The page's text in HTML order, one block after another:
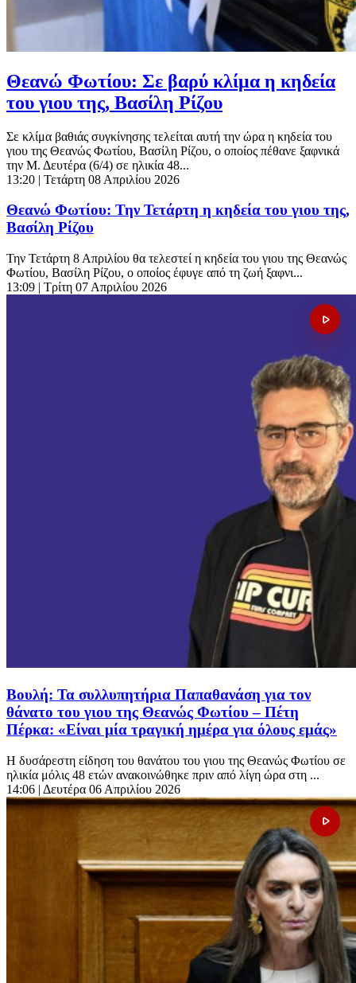
Θεανώ Φωτίου: Σε βαρύ κλίμα η κηδεία
του γιου της, Βασίλη Ρίζου
Σε κλίμα βαθιάς συγκίνησης τελείται αυτή την ώρα η κηδεία του
γιου της Θεανώς Φωτίου, Βασίλη Ρίζου, ο οποίος πέθανε ξαφνικά
την Μ. Δευτέρα (6/4) σε ηλικία 48...
13:20 | Τετάρτη 08 Απριλίου 2026
Θεανώ Φωτίου: Την Τετάρτη η κηδεία του γιου της,
Βασίλη Ρίζου
Την Τετάρτη 8 Απριλίου θα τελεστεί η κηδεία του γιου της Θεανώς
Φωτίου, Βασίλη Ρίζου, ο οποίος έφυγε από τη ζωή ξαφνι...
13:09 | Τρίτη 07 Απριλίου 2026
Βουλή: Τα συλλυπητήρια Παπαθανάση για τον
θάνατο του γιου της Θεανώς Φωτίου – Πέτη
Πέρκα: «Είναι μία τραγική ημέρα για όλους εμάς»
Η δυσάρεστη είδηση του θανάτου του γιου της Θεανώς Φωτίου σε
ηλικία μόλις 48 ετών ανακοινώθηκε πριν από λίγη ώρα στη ...
14:06 | Δευτέρα 06 Απριλίου 2026